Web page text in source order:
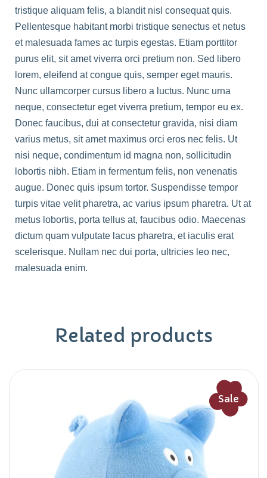
tristique aliquam felis, a blandit nisl consequat quis.
Pellentesque habitant morbi tristique senectus et netus
et malesuada fames ac turpis egestas. Etiam porttitor
purus elit, sit amet viverra orci pretium non. Sed libero
lorem, eleifend at congue quis, semper eget mauris.
Nunc ullamcorper cursus libero a luctus. Nunc urna
neque, consectetur eget viverra pretium, tempor eu ex.
Donec faucibus, dui at consectetur gravida, nisi diam
varius metus, sit amet maximus orci eros nec felis. Ut
nisi neque, condimentum id magna non, sollicitudin
lobortis nibh. Etiam in fermentum felis, non venenatis
augue. Donec quis ipsum tortor. Suspendisse tempor
turpis vitae velit pharetra, ac varius ipsum pharetra. Ut at
metus lobortis, porta tellus at, faucibus odio. Maecenas
dictum quam vulputate lacus pharetra, et iaculis erat
scelerisque. Nullam nec dui porta, ultricies leo nec,
malesuada enim.
Related products
Sale